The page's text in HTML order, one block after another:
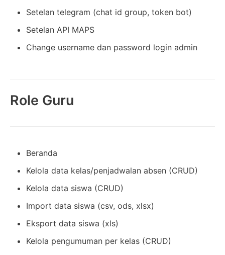
Setelan telegram (chat id group, token bot)
Setelan API MAPS
Change username dan password login admin
Role Guru
Beranda
Kelola data kelas/penjadwalan absen (CRUD)
Kelola data siswa (CRUD)
Import data siswa (csv, ods, xlsx)
Eksport data siswa (xls)
Kelola pengumuman per kelas (CRUD)